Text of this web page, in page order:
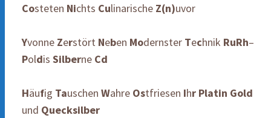
Costeten Nichts Culinarische Z(n)uvor
Yvonne Zerstört Neben Modernster Technik RuRh–
Poldis Silberne Cd
Häufig Tauschen Wahre Ostfriesen Ihr Platin Gold
und Quecksilber